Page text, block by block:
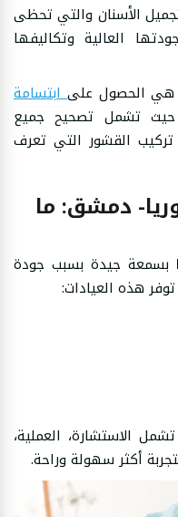
الأسنان والتي تحظى
العالية وتكاليفها
هي الحصول علىابتسامة
تشمل تصحيح جميع
تركيب القشور التي تعرف
دمشق: ما
بسمعة جيدة بسبب جودة
هذه العيادات:
الاستشارة، العملية،
أكثر سهولة وراحة.